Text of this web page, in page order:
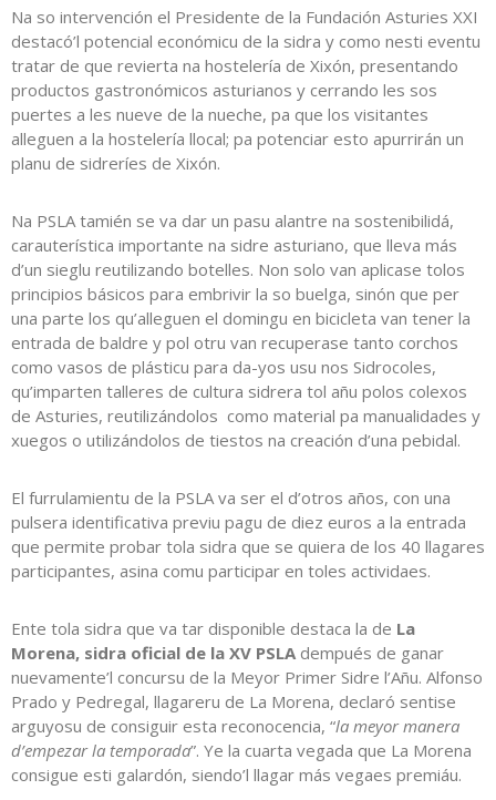
Na so intervención el Presidente de la Fundación Asturies XXI
destacó’l potencial económicu de la sidra y como nesti eventu
tratar de que revierta na hostelería de Xixón, presentando
productos gastronómicos asturianos y cerrando les sos
puertes a les nueve de la nueche, pa que los visitantes
alleguen a la hostelería llocal; pa potenciar esto apurrirán un
planu de sidreríes de Xixón.
Na PSLA tamién se va dar un pasu alantre na sostenibilidá,
carauterística importante na sidre asturiano, que lleva más
d’un sieglu reutilizando botelles. Non solo van aplicase tolos
principios básicos para embrivir la so buelga, sinón que per
una parte los qu’alleguen el domingu en bicicleta van tener la
entrada de baldre y pol otru van recuperase tanto corchos
como vasos de plásticu para da-yos usu nos Sidrocoles,
qu’imparten talleres de cultura sidrera tol añu polos colexos
de Asturies, reutilizándolos como material pa manualidades y
xuegos o utilizándolos de tiestos na creación d’una pebidal.
El furrulamientu de la PSLA va ser el d’otros años, con una
pulsera identificativa previu pagu de diez euros a la entrada
que permite probar tola sidra que se quiera de los 40 llagares
participantes, asina comu participar en toles actividaes.
Ente tola sidra que va tar disponible destaca la de La
Morena, sidra oficial de la XV PSLA dempués de ganar
nuevamente’l concursu de la Meyor Primer Sidre l’Añu. Alfonso
Prado y Pedregal, llagareru de La Morena, declaró sentise
arguyosu de consiguir esta reconocencia, “la meyor manera
d’empezar la temporada”. Ye la cuarta vegada que La Morena
consigue esti galardón, siendo’l llagar más vegaes premiáu.